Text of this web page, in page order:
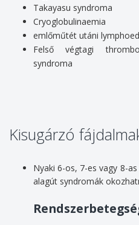
Takayasu syndroma
Cryoglobulinaemia
emlőműtét utáni
Felső végtagi
syndroma
Kisugárzó
Nyaki 6-os, 7-es vagy 8-
alagút syndromák